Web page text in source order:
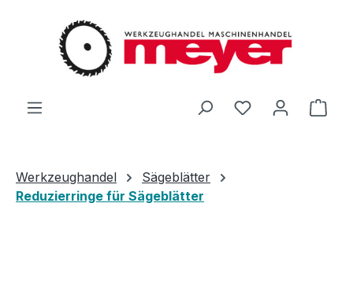
Zum Hauptinhalt springen
Du hast 0
Werkzeughandel
Sägeblätter
Reduzierringe für Sägeblätter